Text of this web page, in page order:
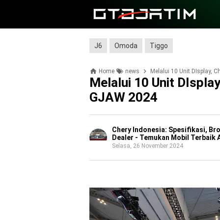
J6 Omoda Tiggo
Home news Melalui 10 Unit DIsplay,
Melalui 10 Unit
GJAW 2024
Chery Indonesia: Spesifikasi,
Dealer - Temukan Mobil Terbaik
Selasa, 26 November 2024